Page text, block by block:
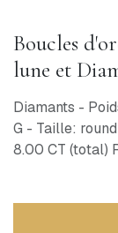
Boucles
lune et
Diamants -
G - Taille:
8.00 CT (total)